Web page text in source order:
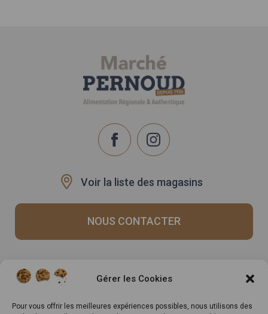
Gérer les Cookies
Pour vous offrir les meilleures expériences possibles, nous utilisons des
Voir la liste des magasins
NOUS CONTACTER
Recrutement
Rappels produits
Inscrivez-vous à notre